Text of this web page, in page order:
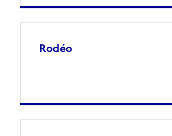
Rodéo